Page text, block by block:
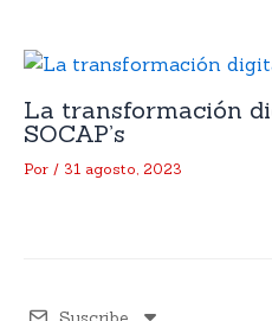
La transformación
Por / 31 agosto, 2023